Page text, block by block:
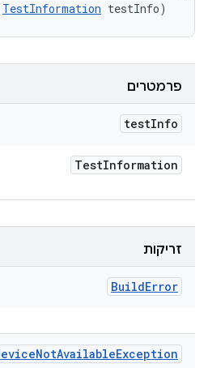
TestInformation testInfo)
פרמטרים
testInfo
TestInformation
זריקות
BuildError
NotAvailableException